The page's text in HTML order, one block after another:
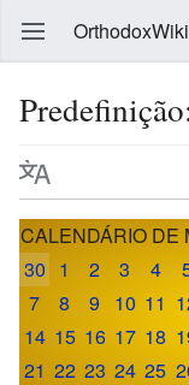
OrthodoxWiki
CALENDÁRIO DE
30 1 2 3 4
7
8 9 10 11
14 15 16 17 18
21 22 23 24 25